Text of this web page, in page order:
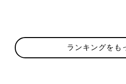
ランキングをも